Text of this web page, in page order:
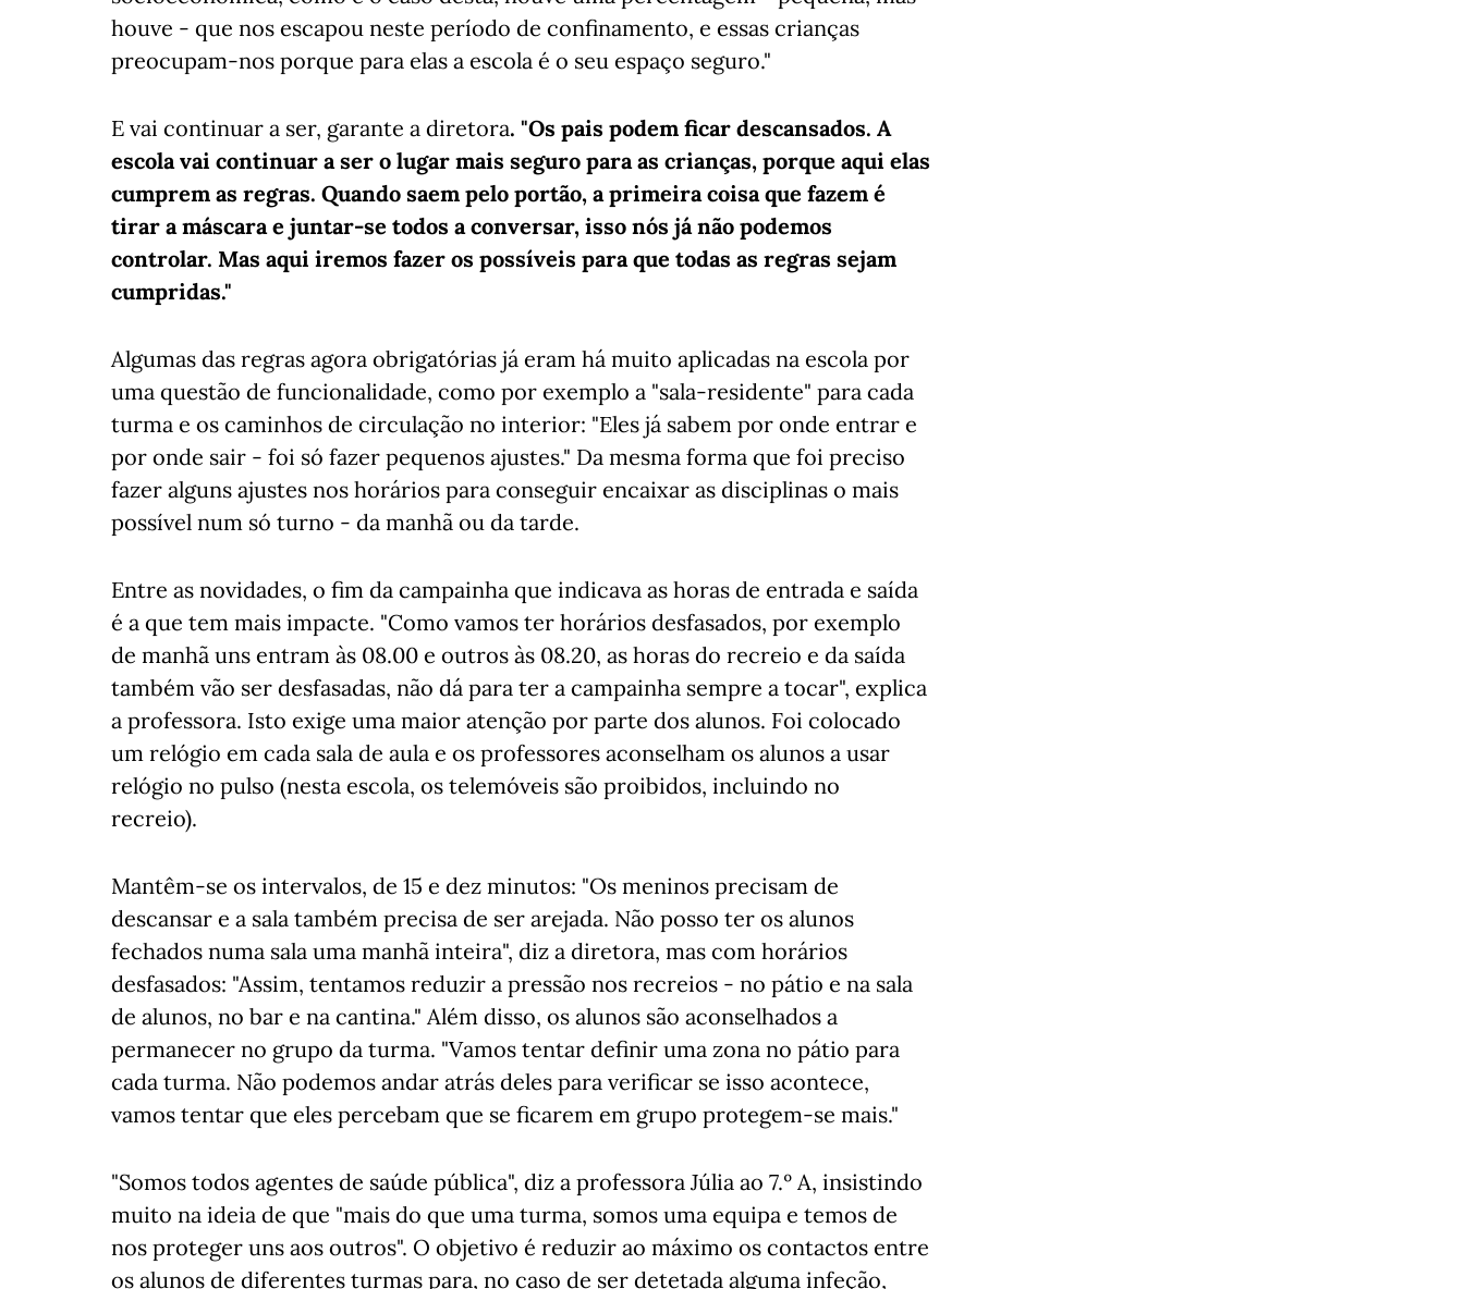
houve - que nos escapou neste período de confinamento, e essas crianças
preocupam-nos porque para elas a escola é o seu espaço seguro."
E vai continuar a ser, garante a diretora. "Os pais podem ficar descansados. A
escola vai continuar a ser o lugar mais seguro para as crianças, porque aqui elas
cumprem as regras. Quando saem pelo portão, a primeira coisa que fazem é
tirar a máscara e juntar-se todos a conversar, isso nós já não podemos
controlar. Mas aqui iremos fazer os possíveis para que todas as regras sejam
cumpridas."
Algumas das regras agora obrigatórias já eram há muito aplicadas na escola por
uma questão de funcionalidade, como por exemplo a "sala-residente" para cada
turma e os caminhos de circulação no interior: "Eles já sabem por onde entrar e
por onde sair - foi só fazer pequenos ajustes." Da mesma forma que foi preciso
fazer alguns ajustes nos horários para conseguir encaixar as disciplinas o mais
possível num só turno - da manhã ou da tarde.
Entre as novidades, o fim da campainha que indicava as horas de entrada e saída
é a que tem mais impacte. "Como vamos ter horários desfasados, por exemplo
de manhã uns entram às 08.00 e outros às 08.20, as horas do recreio e da saída
também vão ser desfasadas, não dá para ter a campainha sempre a tocar", explica
a professora. Isto exige uma maior atenção por parte dos alunos. Foi colocado
um relógio em cada sala de aula e os professores aconselham os alunos a usar
relógio no pulso (nesta escola, os telemóveis são proibidos, incluindo no
recreio).
Mantêm-se os intervalos, de 15 e dez minutos: "Os meninos precisam de
descansar e a sala também precisa de ser arejada. Não posso ter os alunos
fechados numa sala uma manhã inteira", diz a diretora, mas com horários
desfasados: "Assim, tentamos reduzir a pressão nos recreios - no pátio e na sala
de alunos, no bar e na cantina." Além disso, os alunos são aconselhados a
permanecer no grupo da turma. "Vamos tentar definir uma zona no pátio para
cada turma. Não podemos andar atrás deles para verificar se isso acontece,
vamos tentar que eles percebam que se ficarem em grupo protegem-se mais."
"Somos todos agentes de saúde pública", diz a professora Júlia ao 7.º A, insistindo
muito na ideia de que "mais do que uma turma, somos uma equipa e temos de
nos proteger uns aos outros". O objetivo é reduzir ao máximo os contactos entre
os alunos de diferentes turmas para, no caso de ser detetada alguma infeção,